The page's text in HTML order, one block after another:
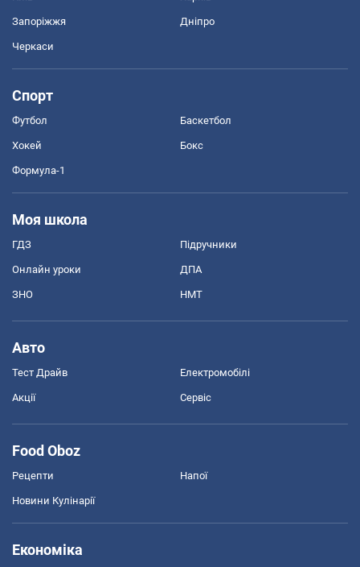
Запоріжжя Дніпро
Черкаси
Спорт
Футбол Баскетбол
Хокей Бокс
Формула-1
Моя школа
ГДЗ Підручники
Онлайн уроки ДПА
ЗНО НМТ
Авто
Тест Драйв Електромобілі
Акції Сервіс
Food Oboz
Рецепти Напої
Новини Кулінарії
Економіка